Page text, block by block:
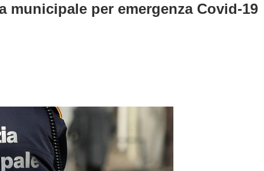
municipale per emergenza Covid-19